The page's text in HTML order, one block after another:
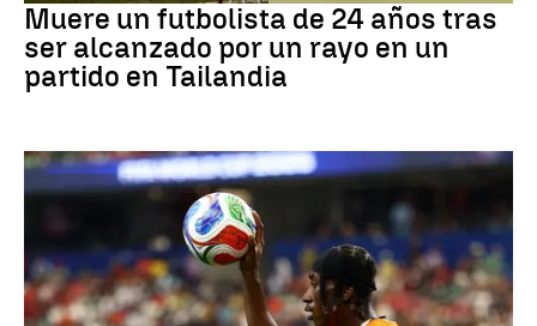
Muere un futbolista de 24 años tras
ser alcanzado por un rayo en un
partido en Tailandia